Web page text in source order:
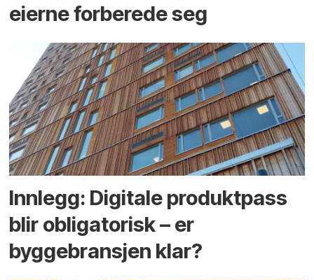
eierne forberede seg
Innlegg: Digitale produktpass
blir obligatorisk – er
byggebransjen klar?